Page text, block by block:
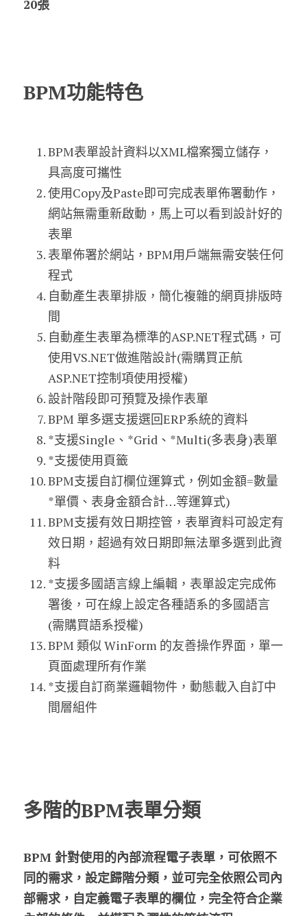
20張
BPM功能特色
BPM表單設計資料以XML檔案獨立儲存，
具高度可攜性
使用Copy及Paste即可完成表單佈署動作，
網站無需重新啟動，馬上可以看到設計好的
表單
表單佈署於網站，BPM用戶端無需安裝任何
程式
自動產生表單排版，簡化複雜的網頁排版時
間
自動產生表單為標準的ASP.NET程式碼，可
使用VS.NET做進階設計(需購買正航
ASP.NET控制項使用授權)
設計階段即可預覽及操作表單
BPM 單多選支援選回ERP系統的資料
*支援Single、*Grid、*Multi(多表身)表單
*支援使用頁籤
BPM支援自訂欄位運算式，例如金額=數量
*單價、表身金額合計…等運算式)
BPM支援有效日期控管，表單資料可設定有
效日期，超過有效日期即無法單多選到此資
料
*支援多國語言線上編輯，表單設定完成佈
署後，可在線上設定各種語系的多國語言
(需購買語系授權)
BPM 類似 WinForm 的友善操作界面，單一
頁面處理所有作業
*支援自訂商業邏輯物件，動態載入自訂中
間層組件
多階的BPM表單分類
BPM 針對使用的內部流程電子表單，可依照不
同的需求，設定歸階分類，並可完全依照公司內
部需求，自定義電子表單的欄位，完全符合企業